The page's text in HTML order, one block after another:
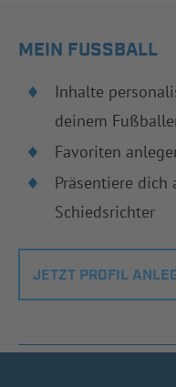
MEIN FUSSBALL
Inhalte
deinem
Favoriten
Präsentiere dich
Schiedsrichter
JETZT PROFIL